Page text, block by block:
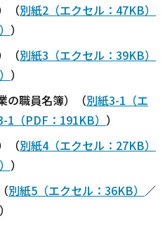
（別紙2（エクセル：47KB）
）
（別紙3（エクセル：39KB）
）
の職員名簿）（別紙3-1（エ
1（PDF：191KB） ）
（別紙4（エクセル：27KB）
）
別紙5（エクセル：36KB） ／
）